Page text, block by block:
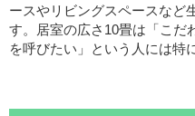
ースやリビングスペースなど
す。居室の広さ10畳は「こだ
を呼びたい」という人には特